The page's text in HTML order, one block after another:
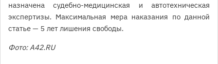
назначена судебно-медицинская и автотехническая
экспертизы. Максимальная мера наказания по данной
статье — 5 лет лишения свободы.
Фото: A42.RU